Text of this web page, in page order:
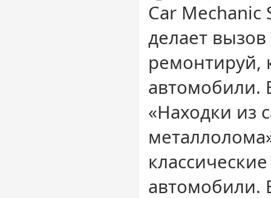
Car Mechanic
делает
ремонтируй,
автомобили.
«Находки из
автомобили.